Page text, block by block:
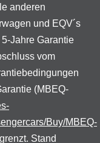
anderen
und EQV´s
Jahre Garantie
vom
(MBEQ-
Buy/MBEQ-
Stand